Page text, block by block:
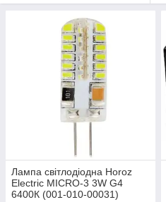
Лампа світлодіодна Horoz
Electric MICRO-3 3W G4
6400К (001-010-00031)